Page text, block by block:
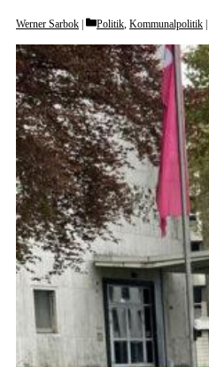
Werner Sarbok Categories
Politik, Kommunalpolitik